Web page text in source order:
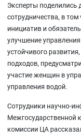
Эксперты поделились
сотрудничества, в
инициатив и
улучшение
устойчивого
подходов,
участие женщин в
управления водой.
Сотрудники научно-
Межгосударственной
комиссии ЦА